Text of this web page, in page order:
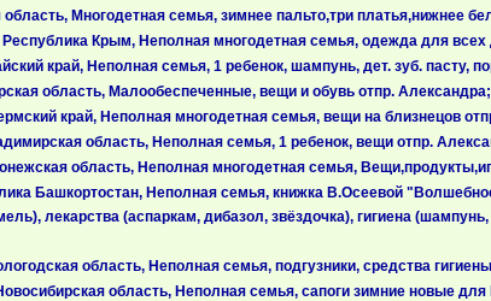
Многодетная семья, зимнее пальто,три платья,нижнее
Крым, Неполная многодетная семья, одежда для
край, Неполная семья, 1 ребенок, шампунь, дет. зуб. пасту,
область, Малообеспеченные, вещи и обувь отпр. Александра;
край, Неполная многодетная семья, вещи на близнецов
область, Неполная семья, 1 ребенок, вещи отпр.
область, Неполная многодетная семья,
Башкортостан, Неполная семья, книжка В.Осеевой
лекарства (аспаркам, дибазол, звёздочка), гигиена
область, Неполная семья, подгузники, средства
область, Неполная семья, сапоги зимние новые